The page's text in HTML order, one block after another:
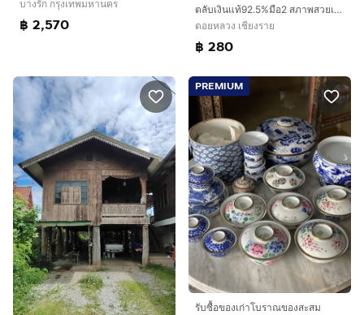
บางรัก กรุงเทพมหานคร
฿ 2,570
ตลับเงินแท้92.5%มือ2 สภาพสวยเหมือนใหม่ ใส่พระสมเด็จ
ดอยหลวง เชียงราย
฿ 280
PREMIUM
รับซื้อของเก่าโบราณของสะสม